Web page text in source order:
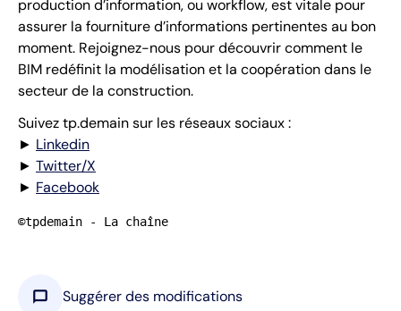
production d’information, ou workflow, est vitale pour
assurer la fourniture d’informations pertinentes au bon
moment. Rejoignez-nous pour découvrir comment le
BIM redéfinit la modélisation et la coopération dans le
secteur de la construction.
Suivez tp.demain sur les réseaux sociaux :
► Linkedin
► Twitter/X
► Facebook
©tpdemain - La chaîne
chat_bubble Suggérer des modifications